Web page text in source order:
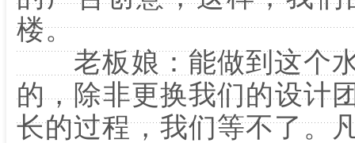
楼。
老板娘：能做到这个水
的，除非更换我们的设
长的过程，我们等不了。